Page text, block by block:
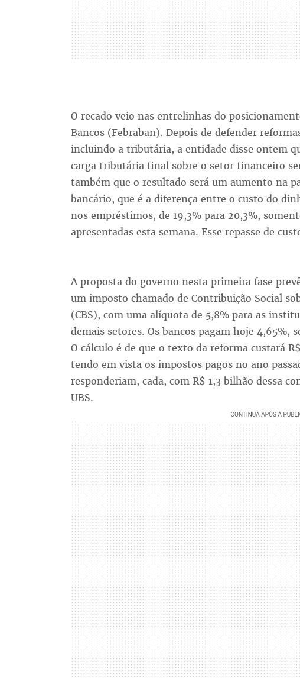
O recado veio nas entrelinhas do
Bancos (Febraban). Depois de defender
incluindo a tributária, a entidade disse ontem
carga tributária final sobre o setor financeiro
também que o resultado será um aumento na
bancário, que é a diferença entre o custo do
nos empréstimos, de 19,3% para 20,3%,
apresentadas esta semana. Esse repasse de
A proposta do governo nesta primeira fase
um imposto chamado de Contribuição Social
(CBS), com uma alíquota de 5,8% para as
demais setores. Os bancos pagam hoje 4,65%,
O cálculo é de que o texto da reforma custará
tendo em vista os impostos pagos no ano
responderiam, cada, com R$ 1,3 bilhão dessa
UBS.